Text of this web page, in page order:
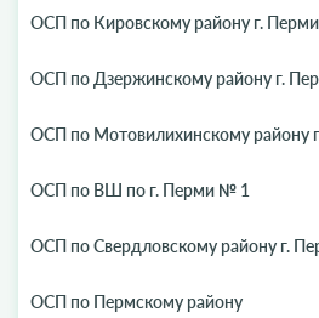
ОСП по Кировскому району г. Перми
ОСП по Дзержинскому району г.
ОСП по Мотовилихинскому району
ОСП по ВШ по г. Перми № 1
ОСП по Свердловскому району г.
ОСП по Пермскому району